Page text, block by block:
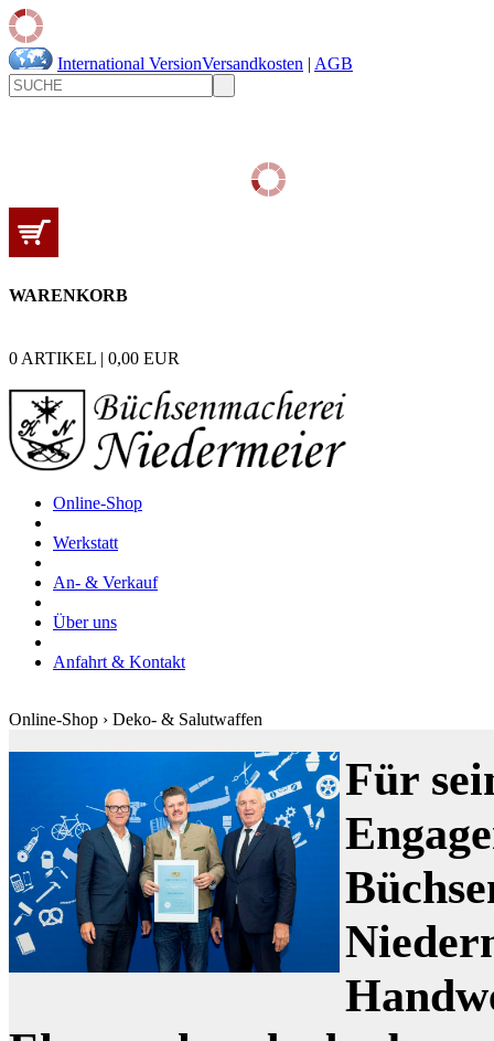
International VersionVersandkosten | AGB
WARENKORB
0 ARTIKEL | 0,00 EUR
Online-Shop
Werkstatt
An- & Verkauf
Über uns
Anfahrt & Kontakt
Online-Shop › Deko- & Salutwaffen
Für